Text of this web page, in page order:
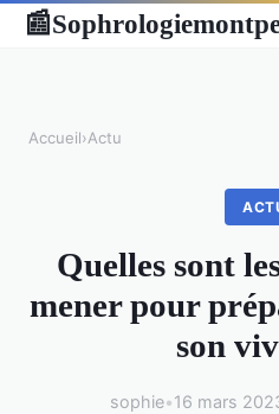
📰
Accueil›Actu
Quelles sont
mener pour
son
sophie•16 mars